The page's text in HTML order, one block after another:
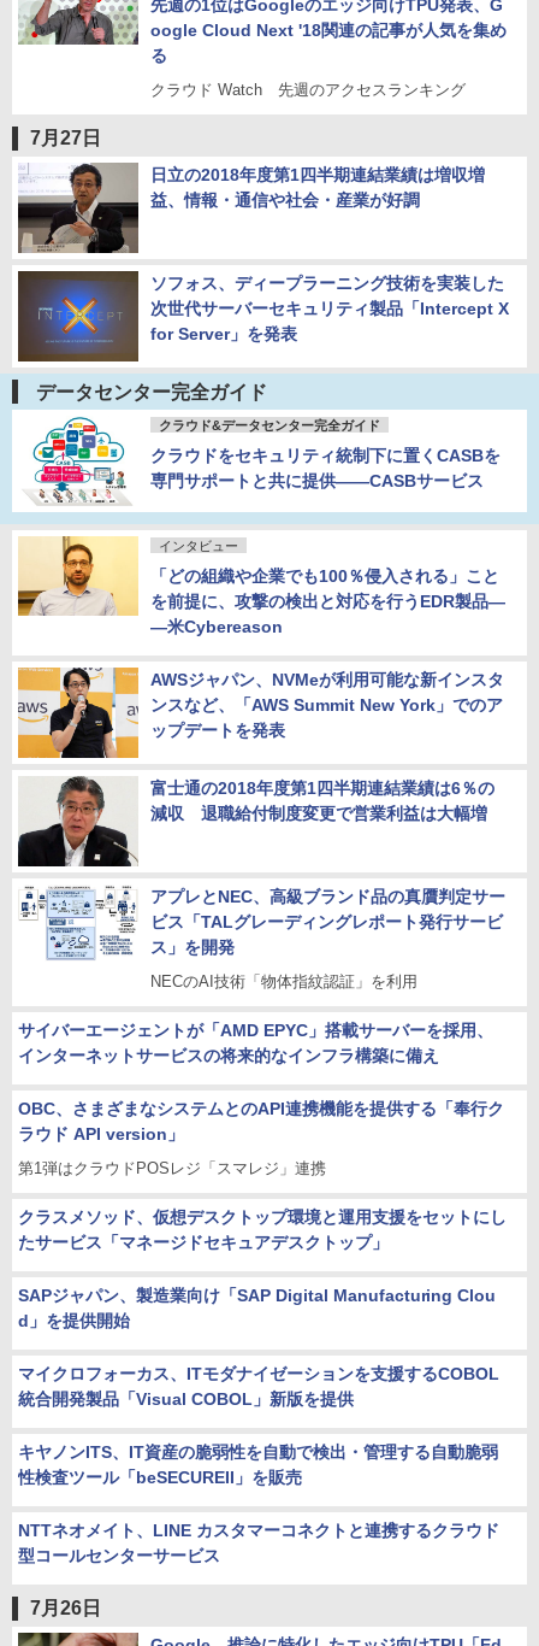
先週の1位はGoogleのエッジ向けTPU発表、G
oogle Cloud Next '18関連の記事が人気を集め
る
クラウド Watch 先週のアクセスランキング
7月27日
日立の2018年度第1四半期連結業績は増収増
益、情報・通信や社会・産業が好調
ソフォス、ディープラーニング技術を実装した
次世代サーバーセキュリティ製品「Intercept X
for Server」を発表
データセンター完全ガイド
クラウド&データセンター完全ガイド
クラウドをセキュリティ統制下に置くCASBを
専門サポートと共に提供――CASBサービス
インタビュー
「どの組織や企業でも100％侵入される」こと
を前提に、攻撃の検出と対応を行うEDR製品―
―米Cybereason
AWSジャパン、NVMeが利用可能な新インスタ
ンスなど、「AWS Summit New York」でのア
ップデートを発表
富士通の2018年度第1四半期連結業績は6％の
減収 退職給付制度変更で営業利益は大幅増
アプレとNEC、高級ブランド品の真贋判定サー
ビス「TALグレーディングレポート発行サービ
ス」を開発
NECのAI技術「物体指紋認証」を利用
サイバーエージェントが「AMD EPYC」搭載サーバーを採用、
インターネットサービスの将来的なインフラ構築に備え
OBC、さまざまなシステムとのAPI連携機能を提供する「奉行ク
ラウド API version」
第1弾はクラウドPOSレジ「スマレジ」連携
クラスメソッド、仮想デスクトップ環境と運用支援をセットにし
たサービス「マネージドセキュアデスクトップ」
SAPジャパン、製造業向け「SAP Digital Manufacturing Clou
d」を提供開始
マイクロフォーカス、ITモダナイゼーションを支援するCOBOL
統合開発製品「Visual COBOL」新版を提供
キヤノンITS、IT資産の脆弱性を自動で検出・管理する自動脆弱
性検査ツール「beSECUREII」を販売
NTTネオメイト、LINE カスタマーコネクトと連携するクラウド
型コールセンターサービス
7月26日